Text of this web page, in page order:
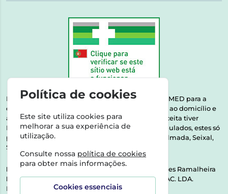
Esta farmácia encontra-se autorizada pelo INFARMED para a
dispensa de medicamentos e produtos de saúde ao domicílio e
através da internet. Medicamentos | Se na sua receita tiver
MSRM, MNSRM, MSRMV ou Medicamentos Manipulados, estes só
podem ser entregues nos seguintes concelhos: Almada, Seixal,
Sesimbra, Oeiras e Lisboa.
Direção Técnica:
Dra. Raquel Alexandra Fernandes Ramalheira
NIPC:513064133 | ASPAS E NÚMEROS SOC. FARMAC. LDA.
Rua dos Castanheiros 5 AB Feijó2810-036 Almada
Política de cookies
Este site utiliza cookies para
melhorar a sua experiência de
utilização.
Consulte nossa política de cookies
para obter mais informações.
Cookies essenciais